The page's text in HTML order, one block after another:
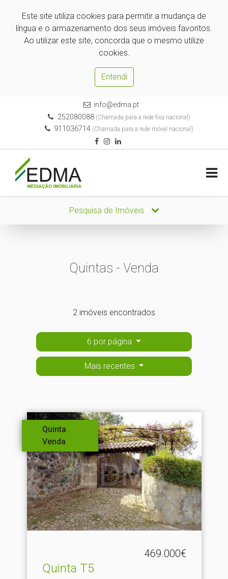
Este site utiliza cookies para permitir a mudança de
língua e o armazenamento dos seus imóveis favoritos.
Ao utilizar este site, concorda que o mesmo utilize
cookies.
Entendi
info@edma.pt
252080088(Chamada para a rede fixa nacional)
911036714 (Chamada para a rede móvel nacional)
Pesquisa de Imóveis
Quintas - Venda
2 imóveis encontrados
6 por página
Mais recentes
Quinta
Venda
469.000€
Quinta T5